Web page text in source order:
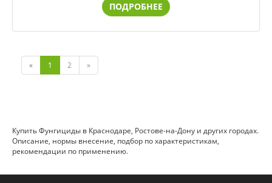
ПОДРОБНЕЕ
« 1 2 »
Купить Фунгициды в Краснодаре, Ростове-на-Дону и других городах.
Описание, нормы внесение, подбор по характеристикам,
рекомендации по применению.